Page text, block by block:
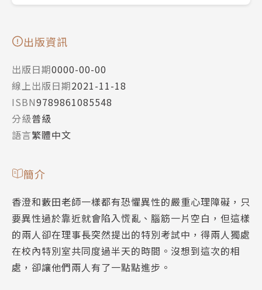
出版資訊
出版日期0000-00-00
線上出版日期2021-11-18
ISBN9789861085548
分級普級
語言繁體中文
簡介
香澄和藪田老師一樣都有恐懼異性的嚴重心理障礙，只
要異性過於靠近就會陷入慌亂、腦筋一片空白，但這樣
的兩人卻在理事長突然提出的特別考試中，得兩人獨處
在校內特別室共同度過半天的時間。沒想到這次的相
處，卻讓他們兩人有了一點點進步。